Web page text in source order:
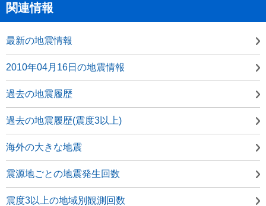
関連情報
最新の地震情報
2010年04月16日の地震情報
過去の地震履歴
過去の地震履歴(震度3以上)
海外の大きな地震
震源地ごとの地震発生回数
震度3以上の地域別観測回数